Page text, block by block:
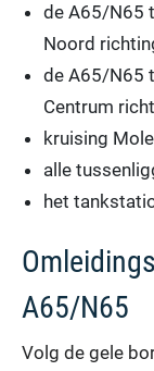
de A65/N65
Noord
de A65/N65
Centrum
kruising
alle
het
A65/N65
Volg de gele